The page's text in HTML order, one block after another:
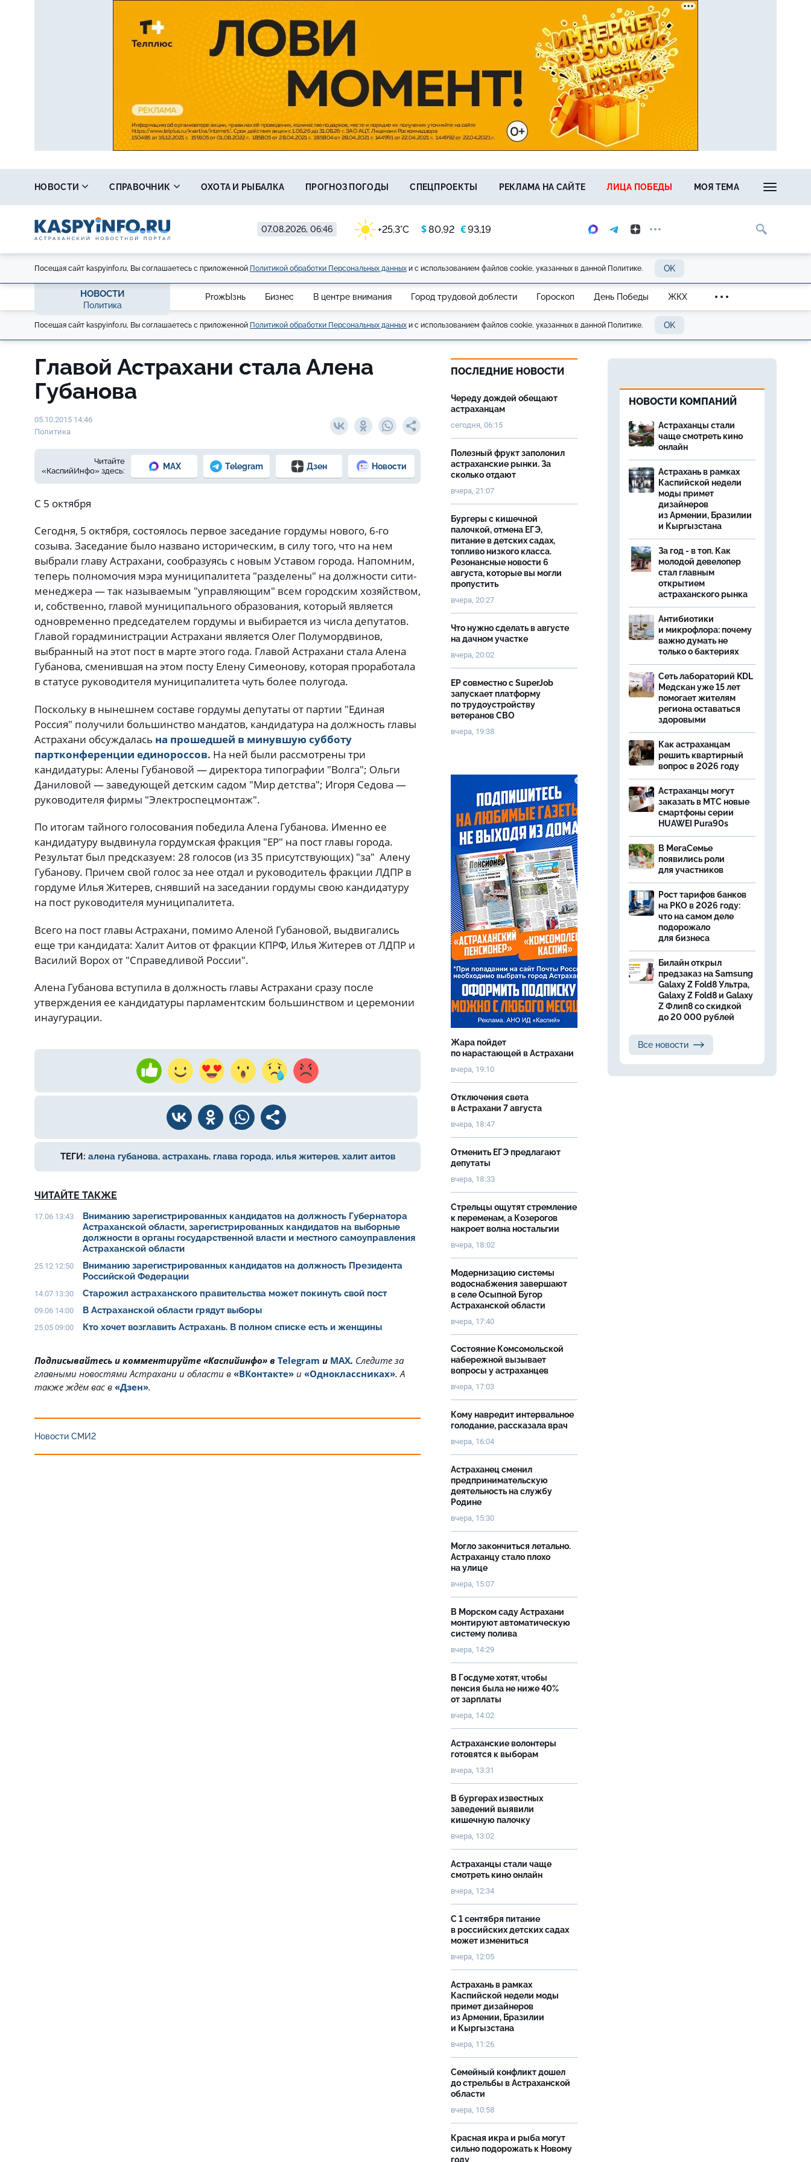
07.08.2026, 06:46 +25.3°C $80,92 €93,19
НОВОСТИ СПРАВОЧНИК ОХОТА И РЫБАЛКА ПРОГНОЗ ПОГОДЫ СПЕЦПРОЕКТЫ РЕКЛАМА НА САЙТЕ ЛИЦА ПОБЕДЫ МОЯ ТЕМА
Посещая сайт kaspyinfo.ru, Вы соглашаетесь с приложенной Политикой обработки Персональных данных и с использованием файлов cookie, указанных в данной Политике. OK
НОВОСТИ
Политика
ProжЫзнь Бизнес В центре внимания Город трудовой доблести Гороскоп День Победы ЖКХ
Посещая сайт kaspyinfo.ru, Вы соглашаетесь с приложенной Политикой обработки Персональных данных и с использованием файлов cookie, указанных в данной Политике. OK
Главой Астрахани стала Алена
Губанова
05.10.2015 14:46
Политика
Читайте
«КаспийИнфо» здесь:
MAX Telegram Дзен Новости
С 5 октября
Сегодня, 5 октября, состоялось первое заседание гордумы нового, 6-го
созыва. Заседание было названо историческим, в силу того, что на нем
выбрали главу Астрахани, сообразуясь с новым Уставом города. Напомним,
теперь полномочия мэра муниципалитета "разделены" на должности сити-
менеджера — так называемым "управляющим" всем городским хозяйством,
и, собственно, главой муниципального образования, который является
одновременно председателем гордумы и выбирается из числа депутатов.
Главой горадминистрации Астрахани является Олег Полумордвинов,
выбранный на этот пост в марте этого года. Главой Астрахани стала Алена
Губанова, сменившая на этом посту Елену Симеонову, которая проработала
в статусе руководителя муниципалитета чуть более полугода.
Поскольку в нынешнем составе гордумы депутаты от партии "Единая
Россия" получили большинство мандатов, кандидатура на должность главы
Астрахани обсуждалась на прошедшей в минувшую субботу
партконференции единороссов. На ней были рассмотрены три
кандидатуры: Алены Губановой — директора типографии "Волга"; Ольги
Даниловой — заведующей детским садом "Мир детства"; Игоря Седова —
руководителя фирмы "Электроспецмонтаж".
По итогам тайного голосования победила Алена Губанова. Именно ее
кандидатуру выдвинула гордумская фракция "ЕР" на пост главы города.
Результат был предсказуем: 28 голосов (из 35 присутствующих) "за" Алену
Губанову. Причем свой голос за нее отдал и руководитель фракции ЛДПР в
гордуме Илья Житерев, снявший на заседании гордумы свою кандидатуру
на пост руководителя муниципалитета.
Всего на пост главы Астрахани, помимо Аленой Губановой, выдвигались
еще три кандидата: Халит Аитов от фракции КПРФ, Илья Житерев от ЛДПР и
Василий Ворох от "Справедливой России".
Алена Губанова вступила в должность главы Астрахани сразу после
утверждения ее кандидатуры парламентским большинством и церемонии
инаугурации.
ТЕГИ: алена губанова, астрахань, глава города, илья житерев, халит аитов
ЧИТАЙТЕ ТАКЖЕ
17.06 13:43
Вниманию зарегистрированных кандидатов на должность Губернатора
Астраханской области, зарегистрированных кандидатов на выборные
должности в органы государственной власти и местного самоуправления
Астраханской области
25.12 12:50
Вниманию зарегистрированных кандидатов на должность Президента
Российской Федерации
14.07 13:30 Старожил астраханского правительства может покинуть свой пост
09.06 14:00 В Астраханской области грядут выборы
25.05 09:00 Кто хочет возглавить Астрахань. В полном списке есть и женщины
Подписывайтесь и комментируйте «Каспийинфо» в Telegram и MAX. Cледите за
главными новостями Астрахани и области в «ВКонтакте» и «Одноклассниках». А
также ждём вас в «Дзен».
Новости СМИ2
ПОСЛЕДНИЕ НОВОСТИ
Череду дождей обещают
астраханцам
сегодня, 06:15
Полезный фрукт заполонил
астраханские рынки. За
сколько отдают
вчера, 21:07
Бургеры с кишечной
палочкой, отмена ЕГЭ,
питание в детских садах,
топливо низкого класса.
Резонансные новости 6
августа, которые вы могли
пропустить
вчера, 20:27
Что нужно сделать в августе
на дачном участке
вчера, 20:02
ЕР совместно с SuperJob
запускает платформу
по трудоустройству
ветеранов СВО
вчера, 19:38
Жара пойдет
по нарастающей в Астрахани
вчера, 19:10
Отключения света
в Астрахани 7 августа
вчера, 18:47
Отменить ЕГЭ предлагают
депутаты
вчера, 18:33
Стрельцы ощутят стремление
к переменам, а Козерогов
накроет волна ностальгии
вчера, 18:02
Модернизацию системы
водоснабжения завершают
в селе Осыпной Бугор
Астраханской области
вчера, 17:40
Состояние Комсомольской
набережной вызывает
вопросы у астраханцев
вчера, 17:03
Кому навредит интервальное
голодание, рассказала врач
вчера, 16:04
Астраханец сменил
предпринимательскую
деятельность на службу
Родине
вчера, 15:30
Могло закончиться летально.
Астраханцу стало плохо
на улице
вчера, 15:07
В Морском саду Астрахани
монтируют автоматическую
систему полива
вчера, 14:29
В Госдуме хотят, чтобы
пенсия была не ниже 40%
от зарплаты
вчера, 14:02
Астраханские волонтеры
готовятся к выборам
вчера, 13:31
В бургерах известных
заведений выявили
кишечную палочку
вчера, 13:02
Астраханцы стали чаще
смотреть кино онлайн
вчера, 12:34
С 1 сентября питание
в российских детских садах
может измениться
вчера, 12:05
Астрахань в рамках
Каспийской недели моды
примет дизайнеров
из Армении, Бразилии
и Кыргызстана
вчера, 11:26
Семейный конфликт дошел
до стрельбы в Астраханской
области
вчера, 10:58
Красная икра и рыба могут
сильно подорожать к Новому
году
НОВОСТИ КОМПАНИЙ
Астраханцы стали
чаще смотреть кино
онлайн
Астрахань в рамках
Каспийской недели
моды примет
дизайнеров
из Армении, Бразилии
и Кыргызстана
За год - в топ. Как
молодой девелопер
стал главным
открытием
астраханского рынка
Антибиотики
и микрофлора: почему
важно думать не
только о бактериях
Сеть лабораторий KDL
Медскан уже 15 лет
помогает жителям
региона оставаться
здоровыми
Как астраханцам
решить квартирный
вопрос в 2026 году
Астраханцы могут
заказать в МТС новые
смартфоны серии
HUAWEI Pura90s
В МегаСемье
появились роли
для участников
Рост тарифов банков
на РКО в 2026 году:
что на самом деле
подорожало
для бизнеса
Билайн открыл
предзаказ на Samsung
Galaxy Z Fold8 Ультра,
Galaxy Z Fold8 и Galaxy
Z Флип8 со скидкой
до 20 000 рублей
Все новости